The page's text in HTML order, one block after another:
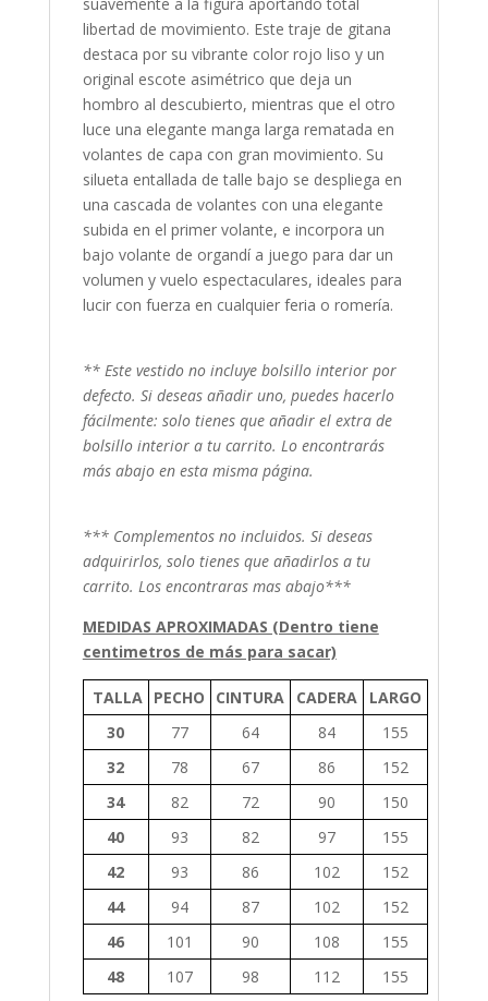
libertad de movimiento. Este traje de gitana
destaca por su vibrante color rojo liso y un
original escote asimétrico que deja un
hombro al descubierto, mientras que el otro
luce una elegante manga larga rematada en
volantes de capa con gran movimiento. Su
silueta entallada de talle bajo se despliega en
una cascada de volantes con una elegante
subida en el primer volante, e incorpora un
bajo volante de organdí a juego para dar un
volumen y vuelo espectaculares, ideales para
lucir con fuerza en cualquier feria o romería.
** Este vestido no incluye bolsillo interior por
defecto. Si deseas añadir uno, puedes hacerlo
fácilmente: solo tienes que añadir el extra de
bolsillo interior a tu carrito. Lo encontrarás
más abajo en esta misma página.
*** Complementos no incluidos. Si deseas
adquirirlos, solo tienes que añadirlos a tu
carrito. Los encontraras mas abajo***
MEDIDAS APROXIMADAS (Dentro tiene
centimetros de más para sacar)
TALLA PECHO CINTURA CADERA
LARGO
30
77 64 84
155
32
78 67 86
152
34
82 72 90
150
40
93 82 97
155
42
93 86 102
152
44
94 87 102
152
46
101 90 108
155
48
107 98 112 155